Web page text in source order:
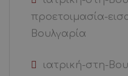
προετοιμασία-
Βουλγαρία
ιατρική-στη-